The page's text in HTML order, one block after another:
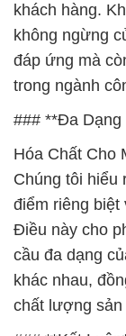
khách hàng.
không ngừng
đáp ứng mà
trong ngành
### **Đa Dạng
Hóa Chất Cho
Chúng tôi hiểu
điểm riêng biệt
Điều này cho
cầu đa dạng
khác nhau,
chất lượng sản